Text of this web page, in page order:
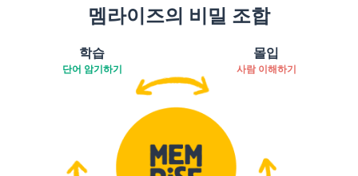
멤라이즈의 비밀 조합
학습
단어 암기하기
몰입
사람 이해하기